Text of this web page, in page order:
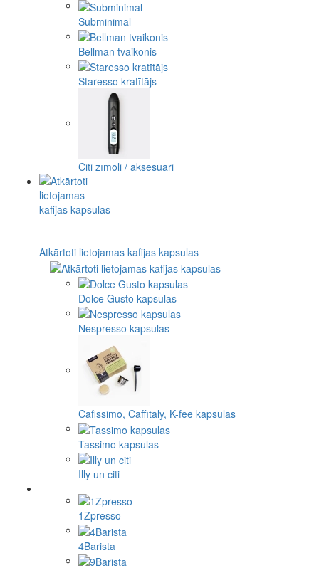
Subminimal
Bellman tvaikonis
Staresso kratītājs
Citi zīmoli / aksesuāri
Atkārtoti lietojamas kafijas kapsulas
Dolce Gusto kapsulas
Nespresso kapsulas
Cafissimo, Caffitaly, K-fee kapsulas
Tassimo kapsulas
Illy un citi
1Zpresso
4Barista